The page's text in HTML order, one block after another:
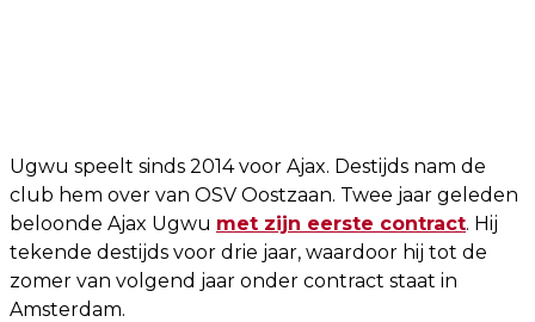
Ugwu speelt sinds 2014 voor Ajax. Destijds nam de
club hem over van OSV Oostzaan. Twee jaar geleden
beloonde Ajax Ugwu met zijn eerste contract. Hij
tekende destijds voor drie jaar, waardoor hij tot de
zomer van volgend jaar onder contract staat in
Amsterdam.